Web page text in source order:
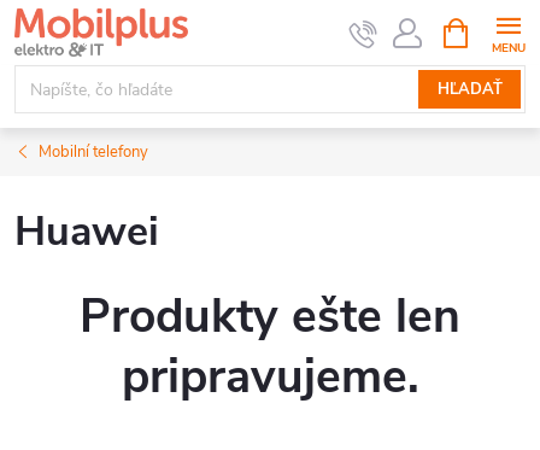
Prejsť
na
obsah
HĽADAŤ
KOŠÍK
Mobilní telefony
Huawei
Produkty ešte len
pripravujeme.